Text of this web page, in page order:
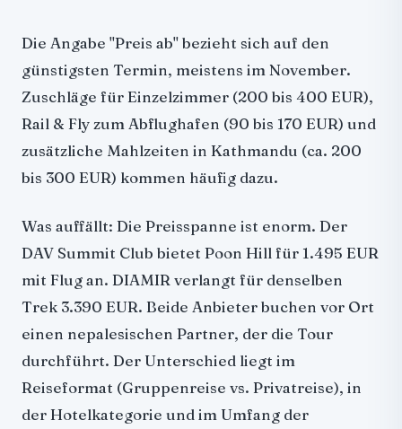
Die Angabe "Preis ab" bezieht sich auf den
günstigsten Termin, meistens im November.
Zuschläge für Einzelzimmer (200 bis 400 EUR),
Rail & Fly zum Abflughafen (90 bis 170 EUR) und
zusätzliche Mahlzeiten in Kathmandu (ca. 200
bis 300 EUR) kommen häufig dazu.
Was auffällt: Die Preisspanne ist enorm. Der
DAV Summit Club bietet Poon Hill für 1.495 EUR
mit Flug an. DIAMIR verlangt für denselben
Trek 3.390 EUR. Beide Anbieter buchen vor Ort
einen nepalesischen Partner, der die Tour
durchführt. Der Unterschied liegt im
Reiseformat (Gruppenreise vs. Privatreise), in
der Hotelkategorie und im Umfang der